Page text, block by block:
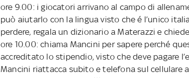
ore 9.00: i giocatori arrivano al campo di
può aiutarlo con la lingua visto che é l’unico
perdere, regala un dizionario a Materazzi e
ore 10.00: chiama Mancini per sapere perché
accreditato lo stipendio, visto che deve pagare
Mancini riattacca subito e telefona sul cellulare